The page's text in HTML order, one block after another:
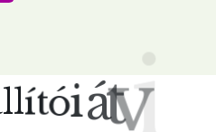
llítói átvil